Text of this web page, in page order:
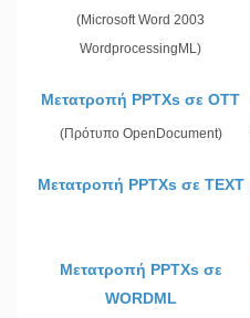
(Microsoft Word 2003
WordprocessingML)
Μετατροπή PPTXs σε OTT
(Πρότυπο OpenDocument)
Μετατροπή PPTXs σε TEXT
Μετατροπή PPTXs σε
WORDML